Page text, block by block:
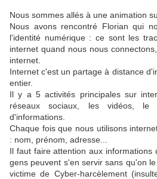
Nous sommes allés à une animation
Nous avons rencontré Florian qui
l'identité numérique : ce sont les
internet quand nous nous
internet.
Internet c'est un partage à distance
entier.
Il y a 5 activités principales sur
réseaux sociaux, les vidéos,
d'informations.
Chaque fois que nous utilisons
: nom, prénom, adresse...
Il faut faire attention aux informations
gens peuvent s'en servir sans qu'on
victime de Cyber-harcèlement